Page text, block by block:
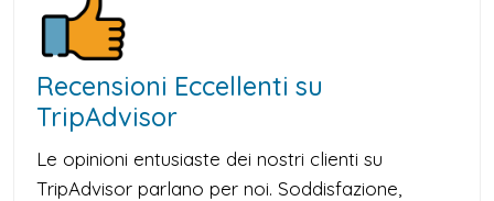
Recensioni Eccellenti su
TripAdvisor
Le opinioni entusiaste dei nostri clienti su
TripAdvisor parlano per noi. Soddisfazione,